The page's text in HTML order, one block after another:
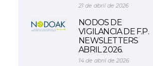
21 de abril de 2026
NODOS DE
VIGILANCIA DE F.P.
NEWSLETTERS
ABRIL 2026.
14 de abril de 2026